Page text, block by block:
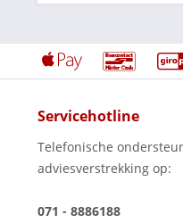
Servicehotline
Telefonische
adviesverstrekking op:
071 - 8886188